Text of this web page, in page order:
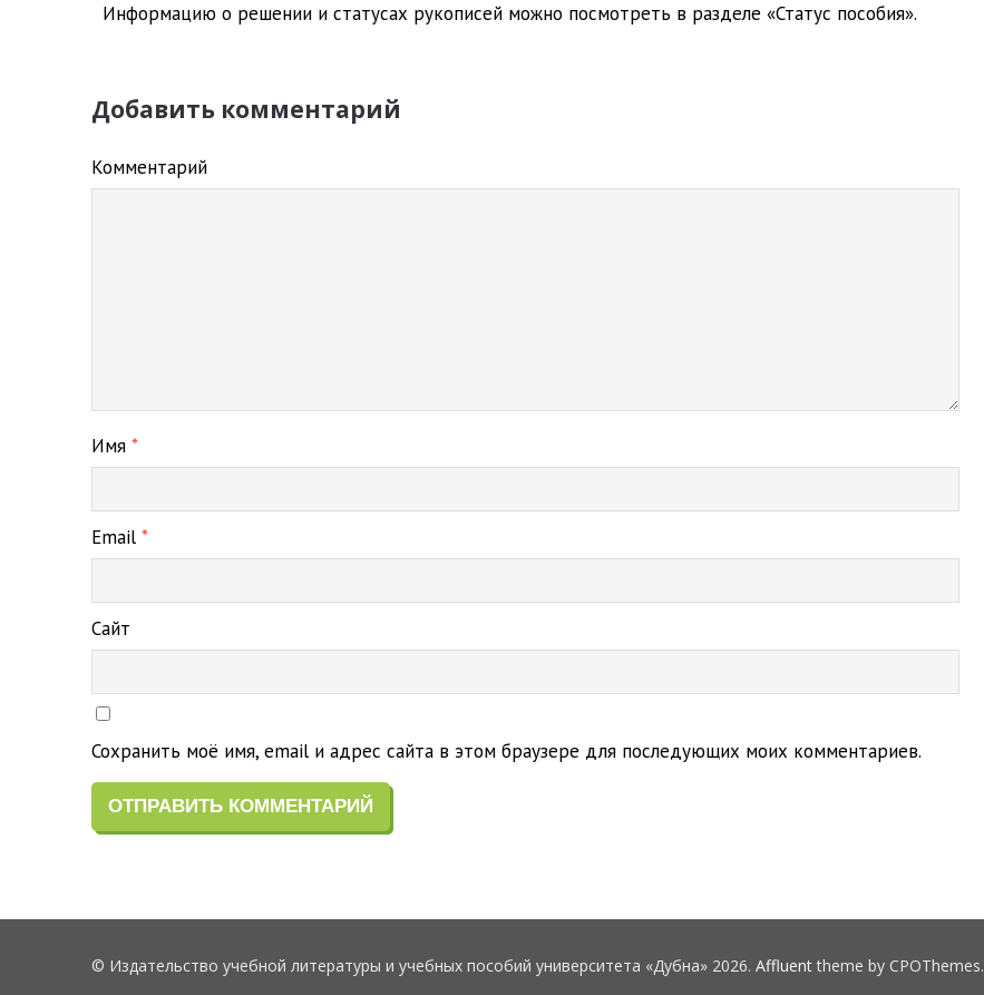
Информацию о решении и статусах рукописей можно посмотреть в разделе «Статус пособия».
Добавить комментарий
Комментарий
Имя *
Email *
Сайт
Сохранить моё имя, email и адрес сайта в этом браузере для последующих моих комментариев.
© Издательство учебной литературы и учебных пособий университета «Дубна» 2026. Affluenttheme by CPOThemes.